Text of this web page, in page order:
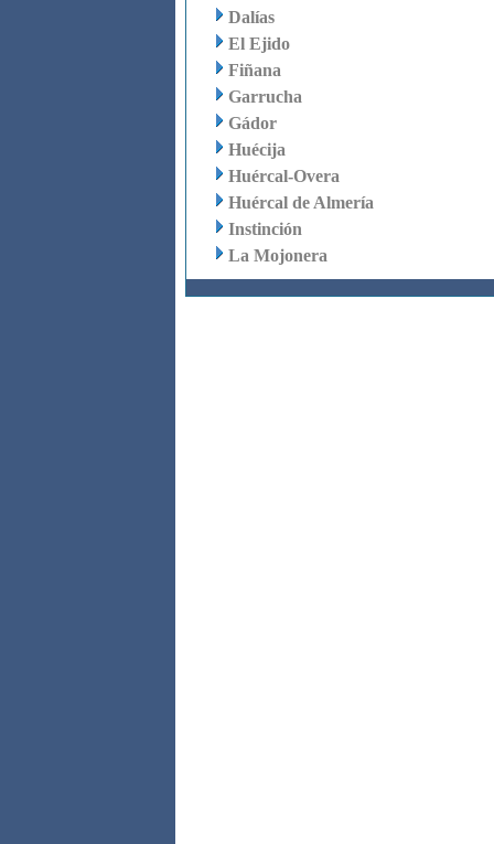
Dalías
El Ejido
Fiñana
Garrucha
Gádor
Huécija
Huércal-Overa
Huércal de Almería
Instinción
La Mojonera